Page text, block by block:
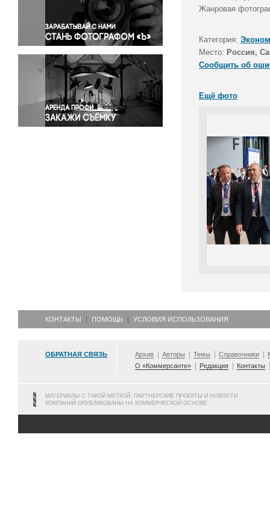
Правосудие
Происшествия и конфликты
Религия
Светская жизнь
Спорт
Экология
Экономика и бизнес
Жанровая
Категория:
Место: Россия,
Сообщить об
Ещё фото
КОНТАКТЫ ПОМОЩЬ УСЛОВИЯ ИСПОЛЬЗОВАНИЯ
ОБРАТНАЯ СВЯЗЬ Архив Авторы Темы Справочники
О «Коммерсанте»
Редакция Контакты
МАТЕРИАЛЫ С ТАКОЙ МЕТКОЙ, ПАРТНЕРСКИЕ ПРОЕКТЫ И НОВОСТИ
КОМПАНИЙ ОПУБЛИКОВАНЫ НА КОММЕРЧЕСКОЙ ОСНОВЕ